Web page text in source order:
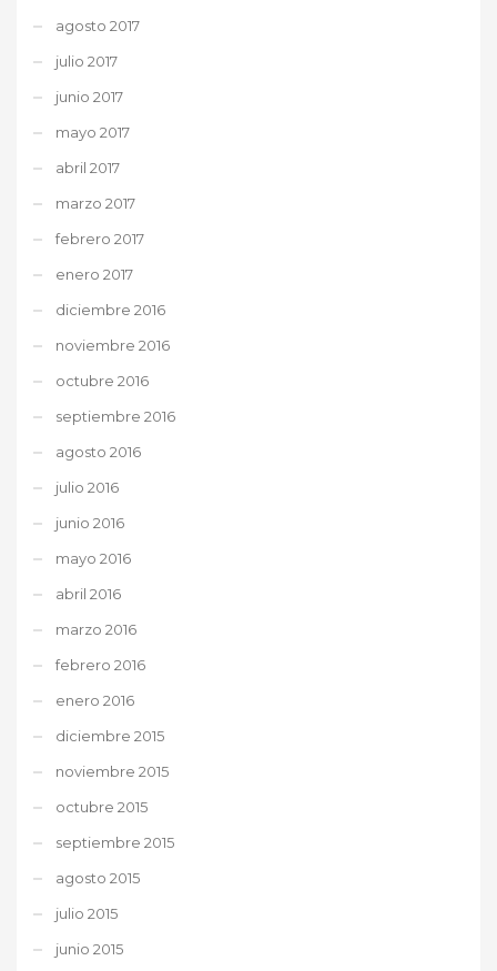
agosto 2017
julio 2017
junio 2017
mayo 2017
abril 2017
marzo 2017
febrero 2017
enero 2017
diciembre 2016
noviembre 2016
octubre 2016
septiembre 2016
agosto 2016
julio 2016
junio 2016
mayo 2016
abril 2016
marzo 2016
febrero 2016
enero 2016
diciembre 2015
noviembre 2015
octubre 2015
septiembre 2015
agosto 2015
julio 2015
junio 2015